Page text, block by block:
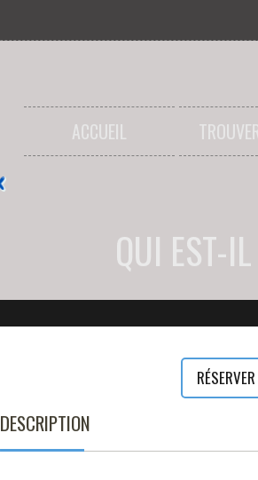
ACCUEIL
QUI EST-
DESCRIPTION